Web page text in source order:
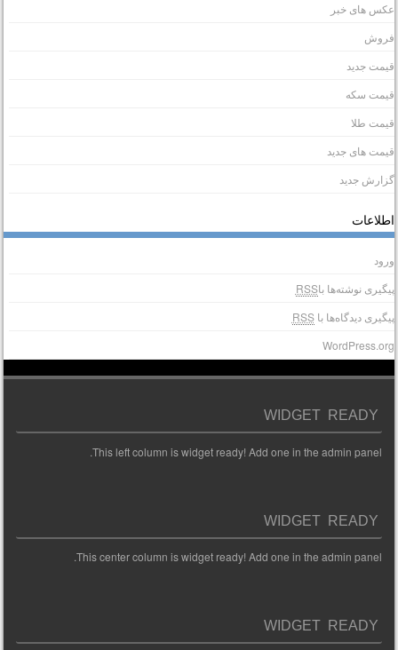
های خبر
جدید
سکه
طلا
های جدید
جدید
نوشته‌ها باRSS
دیدگاه‌ها باRSS
WIDGET READY
This left column is widget ready! Add one in the admin panel.
WIDGET READY
This center column is widget ready! Add one in the admin panel.
WIDGET READY